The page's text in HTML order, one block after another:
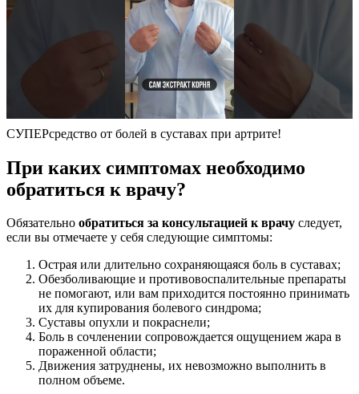
СУПЕРсредство от болей в суставах при артрите!
При каких симптомах необходимо
обратиться к врачу?
Обязательно обратиться за консультацией к врачу следует,
если вы отмечаете у себя следующие симптомы:
Острая или длительно сохраняющаяся боль в суставах;
Обезболивающие и противовоспалительные препараты
не помогают, или вам приходится постоянно принимать
их для купирования болевого синдрома;
Суставы опухли и покраснели;
Боль в сочленении сопровождается ощущением жара в
пораженной области;
Движения затруднены, их невозможно выполнить в
полном объеме.